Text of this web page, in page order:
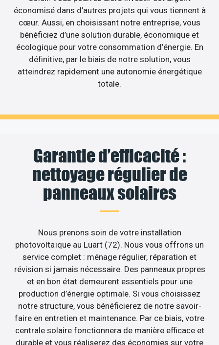
économisé dans d’autres projets qui vous tiennent à
cœur. Aussi, en choisissant notre entreprise, vous
bénéficiez d’une solution durable, économique et
écologique pour votre consommation d’énergie. En
définitive, par le biais de notre solution, vous
atteindrez rapidement une autonomie énergétique
totale.
Garantie d’efficacité :
nettoyage régulier de
panneaux solaires
Nous prenons soin de votre installation
photovoltaïque au Luart (72). Nous vous offrons un
service complet : ménage régulier, réparation et
révision si jamais nécessaire. Des panneaux propres
et en bon état demeurent essentiels pour une
production d’énergie optimale. Si vous choisissez
notre structure, vous bénéficierez de notre savoir-
faire en entretien et maintenance. Par ce biais, votre
centrale solaire fonctionnera de manière efficace et
durable et vous réaliserez des économies sur votre